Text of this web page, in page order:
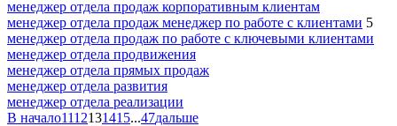
менеджер отдела продаж корпоративным клиентам
менеджер отдела продаж менеджер по работе с клиентами 5
менеджер отдела продаж по работе с ключевыми клиентами
менеджер отдела продвижения
менеджер отдела прямых продаж
менеджер отдела развития
менеджер отдела реализации
В начало1112131415...47дальше